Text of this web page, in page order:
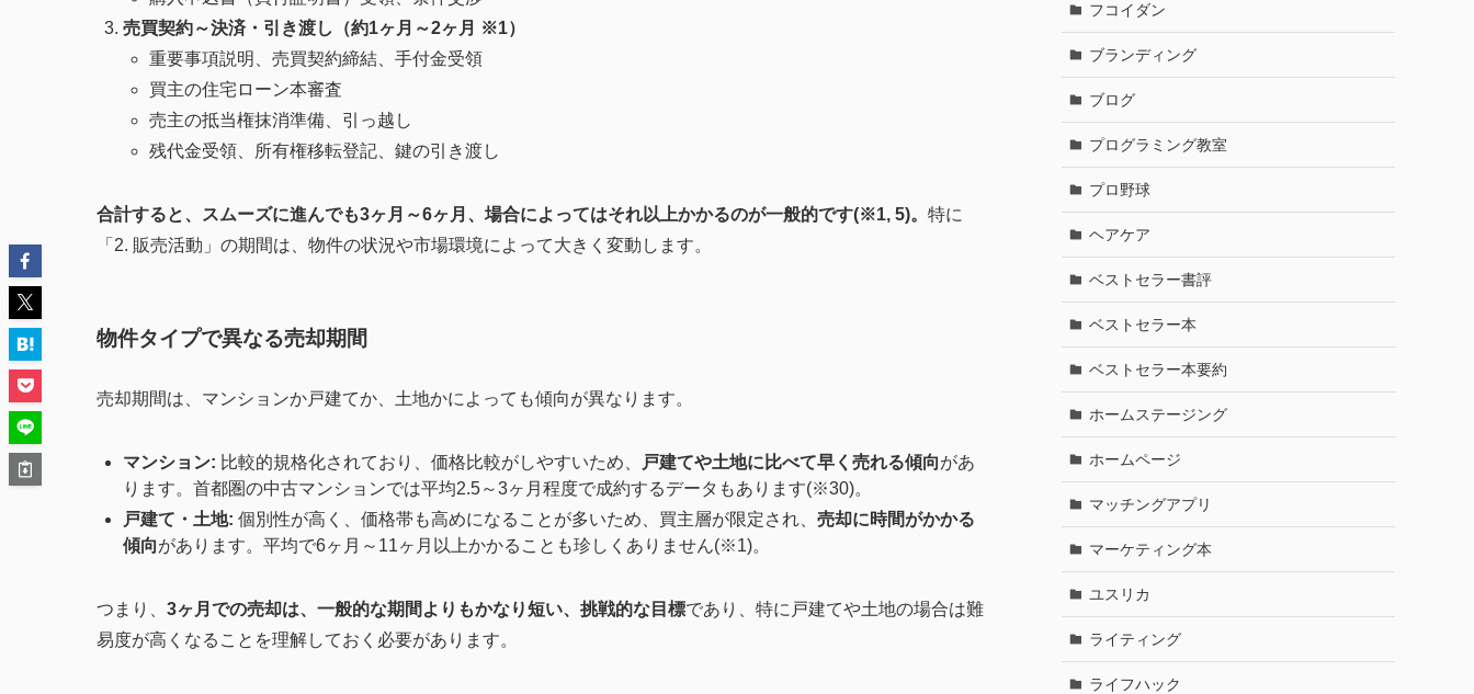
売買契約～決済・引き渡し（約1ヶ月～2ヶ月 ※1）
重要事項説明、売買契約締結、手付金受領
買主の住宅ローン本審査
売主の抵当権抹消準備、引っ越し
残代金受領、所有権移転登記、鍵の引き渡し
合計すると、スムーズに進んでも3ヶ月～6ヶ月、場合によってはそれ以上かかるのが一般的です(※1, 5)。 特に
「2. 販売活動」の期間は、物件の状況や市場環境によって大きく変動します。
物件タイプで異なる売却期間
売却期間は、マンションか戸建てか、土地かによっても傾向が異なります。
マンション: 比較的規格化されており、価格比較がしやすいため、 戸建てや土地に比べて早く売れる傾向があ
ります。首都圏の中古マンションでは平均2.5～3ヶ月程度で成約するデータもあります(※30)。
戸建て・土地: 個別性が高く、価格帯も高めになることが多いため、買主層が限定され、 売却に時間がかかる
傾向があります。平均で6ヶ月～11ヶ月以上かかることも珍しくありません(※1)。
つまり、 3ヶ月での売却は、一般的な期間よりもかなり短い、挑戦的な目標であり、特に戸建てや土地の場合は難
易度が高くなることを理解しておく必要があります。
フコイダン
ブランディング
ブログ
プログラミング教室
プロ野球
ヘアケア
ベストセラー書評
ベストセラー本
ベストセラー本要約
ホームステージング
ホームページ
マッチングアプリ
マーケティング本
ユスリカ
ライティング
ライフハック